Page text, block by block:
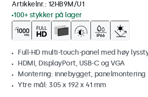
Artikkelnr.: 12HB9M/U1
100+ stykker på lager
Full-HD multi-touch-panel med høy
HDMI, DisplayPort, USB-C og VGA
Montering: innebygget, panelmontering
Ytre mål: 305 x 192 x 41 mm